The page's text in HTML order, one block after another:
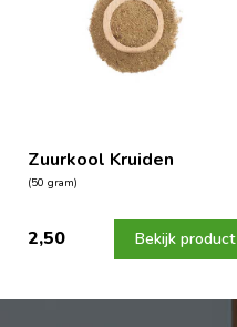
Zuurkool Kruiden
(50 gram)
2,50 Bekijk product